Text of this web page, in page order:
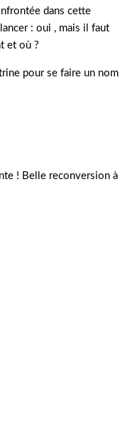
dans cette
: oui , mais il faut
et où ?
pour se faire un nom
! Belle reconversion à